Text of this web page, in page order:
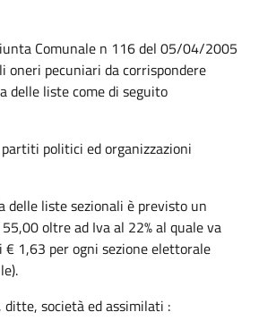
Comunale n 116 del 05/04/2005
oneri pecuniari da corrispondere
delle liste come di seguito
politici ed organizzazioni
delle liste sezionali è previsto un
oltre ad Iva al 22% al quale va
1,63 per ogni sezione elettorale
ditte, società ed assimilati :